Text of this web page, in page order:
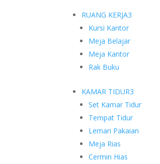
RUANG KERJA3
Kursi Kantor
Meja Belajar
Meja Kantor
Rak Buku
KAMAR TIDUR3
Set Kamar Tidur
Tempat Tidur
Lemari Pakaian
Meja Rias
Cermin Hias